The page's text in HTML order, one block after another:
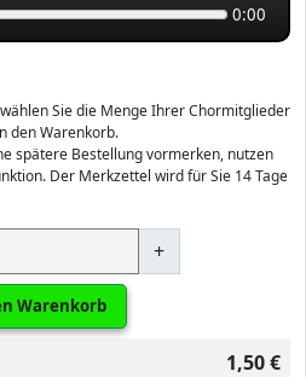
0:00
Sie die Menge Ihrer Chormitglieder
den Warenkorb.
spätere Bestellung vormerken, nutzen
Der Merkzettel wird für Sie 14 Tage
+
Warenkorb
1,50 €